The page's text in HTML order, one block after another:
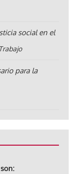
social en el
para la